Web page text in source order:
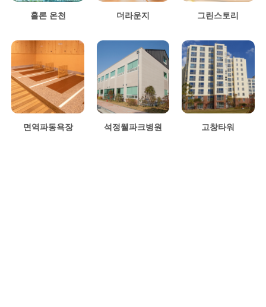
홀론 온천 더라운지 그린스토리
면역파동욕장 석정웰파크병원 고창타워